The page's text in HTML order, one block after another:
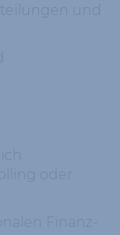
und
Finanz-